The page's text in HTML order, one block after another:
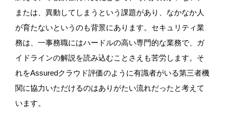
または、異動してしまうという課題があり、なかなか人
が育たないというのも背景にあります。セキュリティ業
務は、一事務職にはハードルの高い専門的な業務で、ガ
イドラインの解説を読み込むことさえも苦労します。そ
れをAssuredクラウド評価のように有識者がいる第三者機
関に協力いただけるのはありがたい流れだったと考えて
います。